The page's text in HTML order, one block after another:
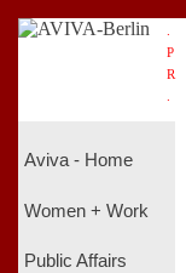
P
R
Aviva - Home
Women + Work
Public Affairs